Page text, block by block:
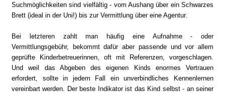
Suchmöglichkeiten sind vielfältig - vom Aushang über ein Schwarzes
Brett (ideal in der Uni!) bis zur Vermittlung über eine Agentur.
Bei letzteren zahlt man häufig eine Aufnahme - oder
Vermittlungsgebühr, bekommt dafür aber passende und vor allem
geprüfte Kinderbetreuerinnen, oft mit Referenzen, vorgeschlagen.
Und weil das Abgeben des eigenen Kinds enormes Vertrauen
erfordert, sollte in jedem Fall ein unverbindliches Kennenlernen
vereinbart werden. Der beste Indikator ist das Kind selbst - an seiner